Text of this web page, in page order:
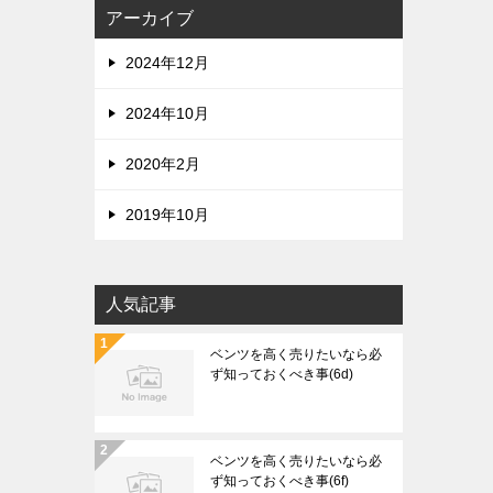
アーカイブ
2024年12月
2024年10月
2020年2月
2019年10月
人気記事
ベンツを高く売りたいなら必
ず知っておくべき事(6d)
ベンツを高く売りたいなら必
ず知っておくべき事(6f)